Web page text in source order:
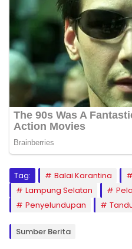
Tag: Balai Karantina
Lampung Selatan
Penyelundupan
Sumber Berita